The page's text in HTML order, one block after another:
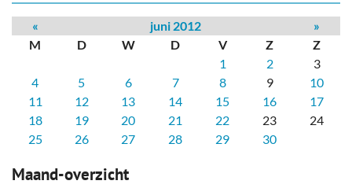
« juni 2012
»
M
D W D V Z
Z
1
2
3
4
5 6 7 8 9
10
11
12 13 14 15 16
17
18
19 20 21 22 23
24
25
26 27 28 29 30
Maand-overzicht